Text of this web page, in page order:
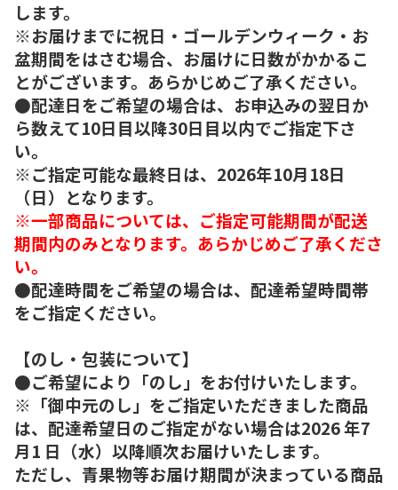
します。
※お届けまでに祝日・ゴールデンウィーク・お
盆期間をはさむ場合、お届けに日数がかかるこ
とがございます。あらかじめご了承ください。
●配達日をご希望の場合は、お申込みの翌日か
ら数えて10日目以降30日目以内でご指定下さ
い。
※ご指定可能な最終日は、2026年10月18日
（日）となります。
※一部商品については、ご指定可能期間が配送
期間内のみとなります。あらかじめご了承くださ
い。
●配達時間をご希望の場合は、配達希望時間帯
をご指定ください。
【のし・包装について】
●ご希望により「のし」をお付けいたします。
※「御中元のし」をご指定いただきました商品
は、配達希望日のご指定がない場合は2026 年7
月1 日（水）以降順次お届けいたします。
ただし、青果物等お届け期間が決まっている商品